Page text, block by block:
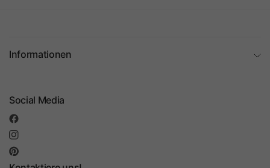
Informationen
Social Media